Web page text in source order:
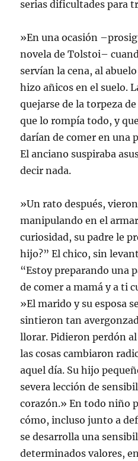
serias dificultades para
»En una ocasión
novela de Tolstoi–
servían la cena, al
hizo añicos en el suelo.
quejarse de la torpeza
que lo rompía todo, y
darían de comer en una
El anciano suspiraba
decir nada.
»Un rato después,
manipulando en el
curiosidad, su padre le
hijo?” El chico, sin
“Estoy preparando una
de comer a mamá y a ti
»El marido y su esposa
sintieron tan
llorar. Pidieron perdón
las cosas cambiaron
aquel día. Su hijo
severa lección de
corazón.» En todo niño
cómo, incluso junto a
se desarrolla una
determinados valores,